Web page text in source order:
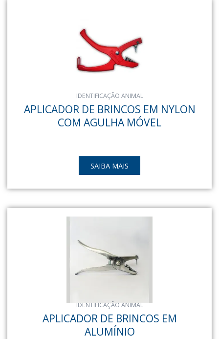
IDENTIFICAÇÃO ANIMAL
APLICADOR DE BRINCOS EM NYLON
COM AGULHA MÓVEL
SAIBA MAIS
IDENTIFICAÇÃO ANIMAL
APLICADOR DE BRINCOS EM
ALUMÍNIO